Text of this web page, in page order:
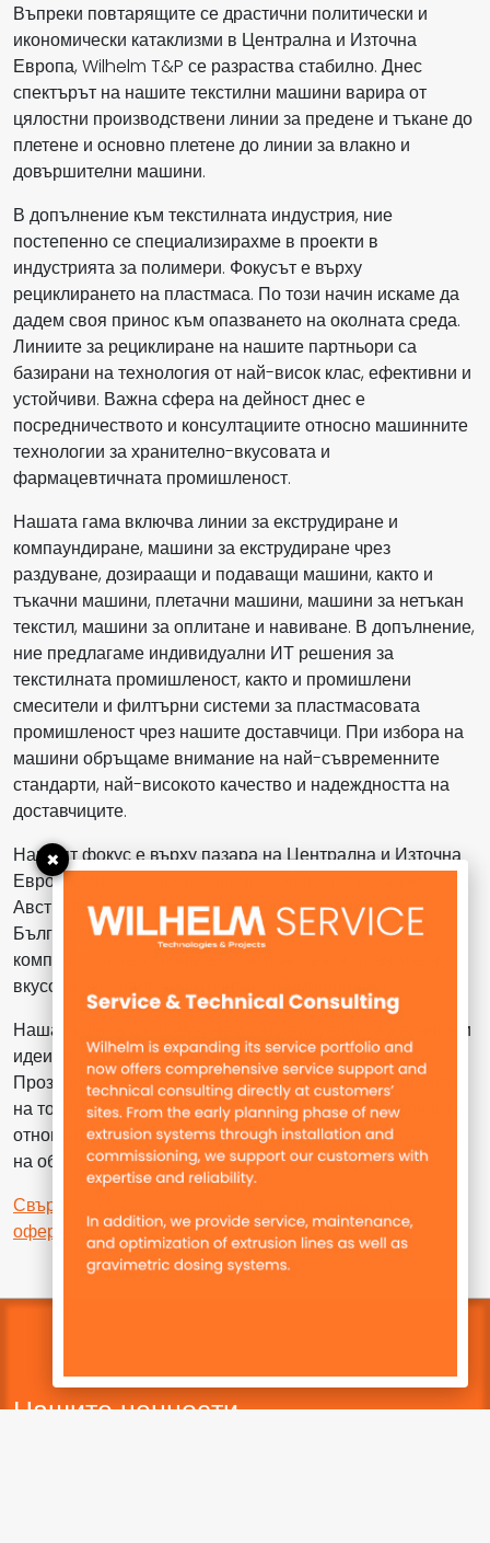
Въпреки повтарящите се драстични политически и
икономически катаклизми в Централна и Източна
Европа, Wilhelm T&P се разраства стабилно. Днес
спектърът на нашите текстилни машини варира от
цялостни производствени линии за предене и тъкане до
плетене и основно плетене до линии за влакно и
довършителни машини.
В допълнение към текстилната индустрия, ние
постепенно се специализирахме в проекти в
индустрията за полимери. Фокусът е върху
рециклирането на пластмаса. По този начин искаме да
дадем своя принос към опазването на околната среда.
Линиите за рециклиране на нашите партньори са
базирани на технология от най-висок клас, ефективни и
устойчиви. Важна сфера на дейност днес е
посредничеството и консултациите относно машинните
технологии за хранително-вкусовата и
фармацевтичната промишленост.
Нашата гама включва линии за екструдиране и
компаундиране, машини за екструдиране чрез
раздуване, дозираащи и подаващи машини, както и
тъкачни машини, плетачни машини, машини за нетъкан
текстил, машини за оплитане и навиване. В допълнение,
ние предлагаме индивидуални ИТ решения за
текстилната промишленост, както и промишлени
смесители и филтърни системи за пластмасовата
промишленост чрез нашите доставчици. При избора на
машини обръщаме внимание на най-съвременните
стандарти, най-високото качество и надеждността на
доставчиците.
Нашият фокус е върху пазара на Централна и Източна
Европа. Ние сме представени в общо пет локации в
Австрия, Унгария, Румъния, Чехия/Словакия и
България. Нашите клиенти включват големи и малки
компании от текстилната, пластмасовата, хранително-
вкусовата и фармацевтичната промишленост.
Нашата цел е да превърнем индивидуалните желания и
идеи на нашите клиенти в оптимални решения.
Прозрачният анализ и технически съвет са в основата
на това. Като семеен бизнес, ние ценим дългосрочните
отношения с нашите клиенти и най-високото качество
на обслужване.
Свържете се с нас, за да получите индивидуална
оферта.
Нашите ценности
×